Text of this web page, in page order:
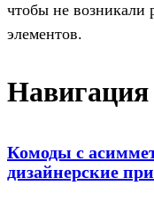
чтобы не возникали
элементов.
Навигация
Комоды с
дизайнерские